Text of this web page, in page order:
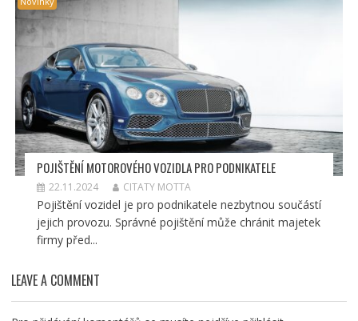
POJIŠTĚNÍ MOTOROVÉHO VOZIDLA PRO PODNIKATELE
22.11.2024 CITATY MOTTA
Pojištění vozidel je pro podnikatele nezbytnou součástí
jejich provozu. Správné pojištění může chránit majetek
firmy před...
LEAVE A COMMENT